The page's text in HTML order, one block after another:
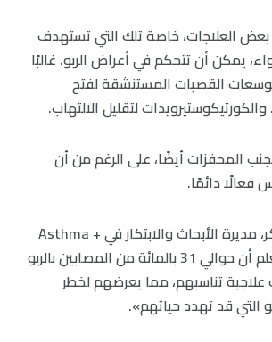
بعض العلاجات، خاصة تلك التي تستهدف
يمكن أن تتحكم في أعراض الربو. غالبًا
القصبات المستنشقة لفتح
لتقليل الالتهاب.
المحفزات أيضًا، على الرغم من أن
فعالًا دائمًا.
تقول سامانثا ووكر، مديرة الأبحاث والابتكار في Asthma +
Lung UK: «نحن نعلم أن حوالي 31 بالمائة من المصابين بالربو
علاجية تناسبهم، مما يعرضهم لخطر
التي قد تهدد حياتهم».